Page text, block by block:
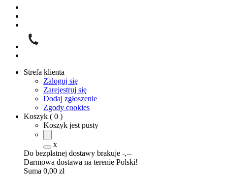
Strefa klienta
Zaloguj się
Zarejestruj się
Dodaj zgłoszenie
Zgody cookies
Koszyk ( 0 )
Koszyk jest pusty
x
Do bezpłatnej dostawy brakuje -,--
Darmowa dostawa na terenie Polski!
Suma 0,00 zł